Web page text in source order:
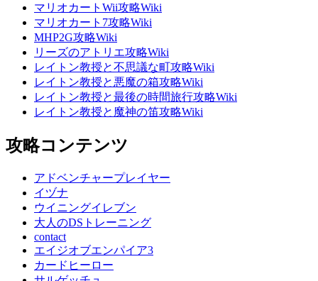
マリオカートWii攻略Wiki
マリオカート7攻略Wiki
MHP2G攻略Wiki
リーズのアトリエ攻略Wiki
レイトン教授と不思議な町攻略Wiki
レイトン教授と悪魔の箱攻略Wiki
レイトン教授と最後の時間旅行攻略Wiki
レイトン教授と魔神の笛攻略Wiki
攻略コンテンツ
アドベンチャープレイヤー
イヅナ
ウイニングイレブン
大人のDSトレーニング
contact
エイジオブエンパイア3
カードヒーロー